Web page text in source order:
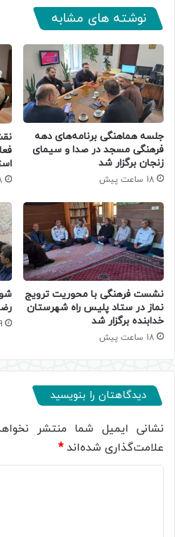
نوشته های مشابه
جلسه هماهنگی برنامه‌های دهه
فرهنگی مسجد در صدا و سیمای
زنجان برگزار شد
18 ساعت پیش
نشست فرهنگی با محوریت ترویج
نماز در ستاد پلیس راه شهرستان
خدابنده برگزار شد
18 ساعت پیش
19
دیدگاهتان را بنویسید
نشانی ایمیل شما منتشر
علامت‌گذاری شده‌اند*